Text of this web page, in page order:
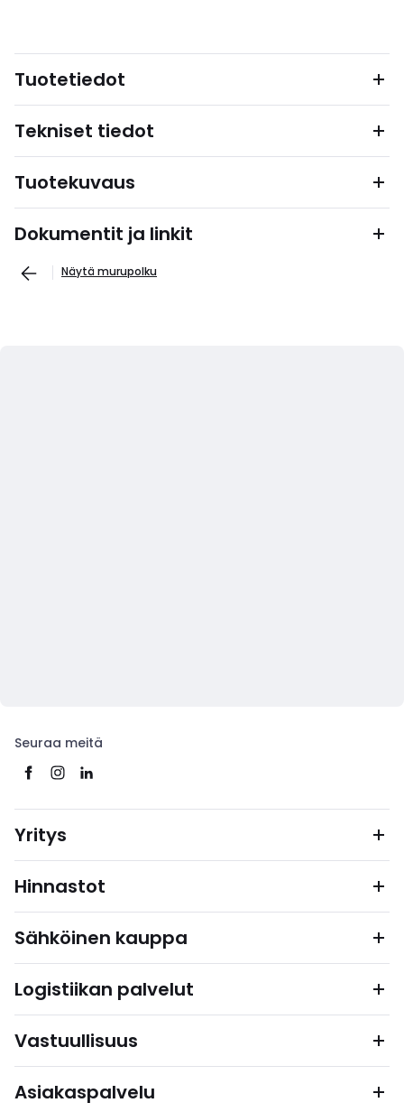
Tuotetiedot
Tekniset tiedot
Tuotekuvaus
Dokumentit ja linkit
Näytä murupolku
Seuraa meitä
Yritys
Hinnastot
Sähköinen kauppa
Logistiikan palvelut
Vastuullisuus
Asiakaspalvelu